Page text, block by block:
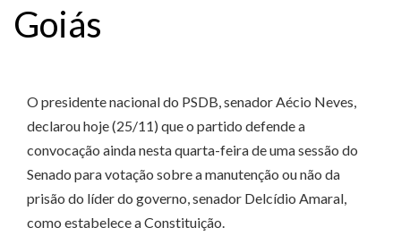
Goiás
O presidente nacional do PSDB, senador Aécio Neves,
declarou hoje (25/11) que o partido defende a
convocação ainda nesta quarta-feira de uma sessão do
Senado para votação sobre a manutenção ou não da
prisão do líder do governo, senador Delcídio Amaral,
como estabelece a Constituição.